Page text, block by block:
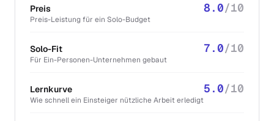
Preis
Preis-Leistung für ein Solo-Budget
8.0/10
Solo-Fit
Für Ein-Personen-Unternehmen gebaut
7.0/10
Lernkurve
Wie schnell ein Einsteiger nützliche Arbeit erledigt
5.0/10